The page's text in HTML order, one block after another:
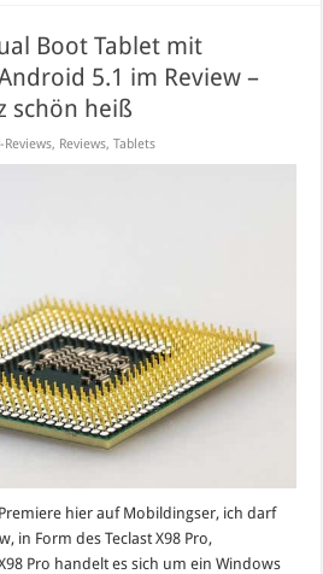
Boot Tablet mit
5.1 im Review –
schön heiß
, Reviews,Tablets
hier auf Mobildingser, ich darf
in Form des Teclast X98 Pro,
Pro handelt es sich um ein Windows